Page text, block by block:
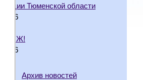
Тюменской области
ЗОЖ!
Архив новостей